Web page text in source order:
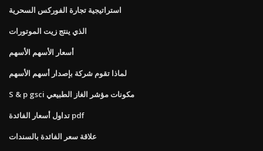
استراتيجية تجارة الفوركس السحرية
الذي ينتج زيت الموتورات
أسعار الأسهم الأسهم
لماذا تقوم شركة بإصدار أسهم الأسهم
S & p gsci مكونات مؤشر الغاز الطبيعي
تداول أسعار الفائدة pdf
علاقة سعر الفائدة بالسندات